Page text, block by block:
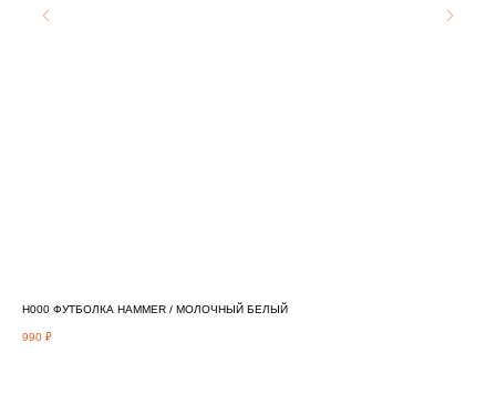
H000 ФУТБОЛКА HAMMER / МОЛОЧНЫЙ БЕЛЫЙ
990 ₽